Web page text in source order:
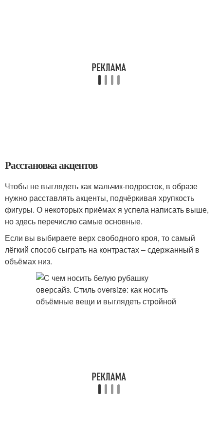
Расстановка акцентов
Чтобы не выглядеть как мальчик-подросток, в образе
нужно расставлять акценты, подчёркивая хрупкость
фигуры. О некоторых приёмах я успела написать выше,
но здесь перечислю самые основные.
Если вы выбираете верх свободного кроя, то самый
лёгкий способ сыграть на контрастах – сдержанный в
объёмах низ.